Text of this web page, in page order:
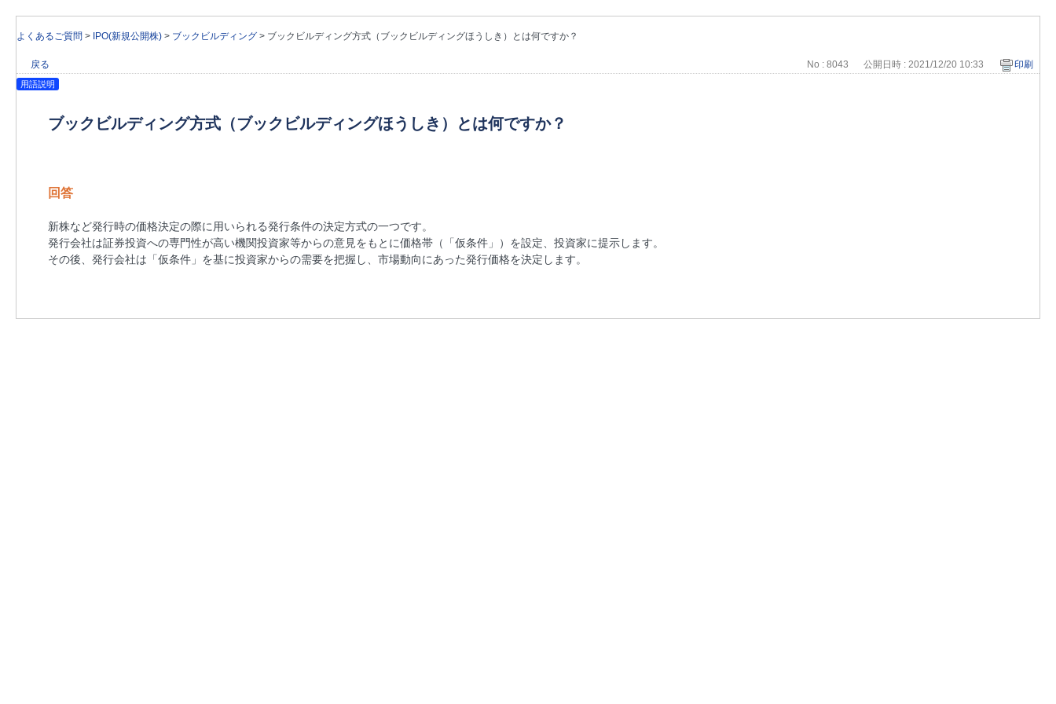
よくあるご質問 > IPO(新規公開株) > ブックビルディング > ブックビルディング方式（ブックビルディングほうしき）とは何ですか？
戻る No : 8043 公開日時 : 2021/12/20 10:33 印刷
用語説明
ブックビルディング方式（ブックビルディングほうしき）とは何ですか？
回答
新株など発行時の価格決定の際に用いられる発行条件の決定方式の一つです。
発行会社は証券投資への専門性が高い機関投資家等からの意見をもとに価格帯（「仮条件」）を設定、投資家に提示します。
その後、発行会社は「仮条件」を基に投資家からの需要を把握し、市場動向にあった発行価格を決定します。